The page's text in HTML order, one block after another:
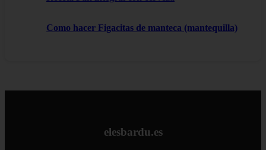
Como hacer Figacitas de manteca (mantequilla)
elesbardu.es